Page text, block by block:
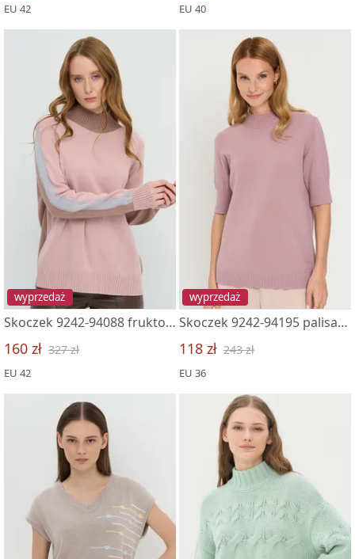
EU 42 EU 40
wyprzedaż
Skoczek 9242-94088 fruktovyj sorbet/veresk/tuman
160 zł 327 zł
EU 42
wyprzedaż
Skoczek 9242-94195 palisandr
118 zł 243 zł
EU 36